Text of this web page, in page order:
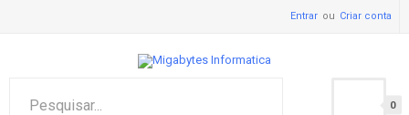
Entrar Criar conta
0